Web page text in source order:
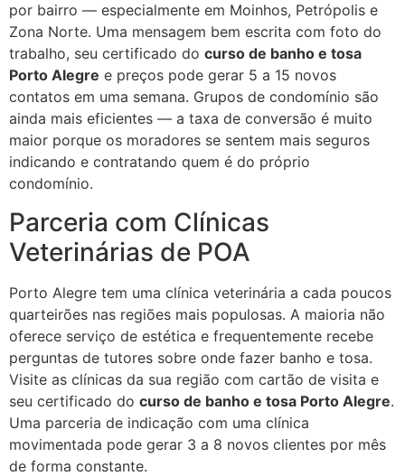
por bairro — especialmente em Moinhos, Petrópolis e
Zona Norte. Uma mensagem bem escrita com foto do
trabalho, seu certificado do curso de banho e tosa
Porto Alegre e preços pode gerar 5 a 15 novos
contatos em uma semana. Grupos de condomínio são
ainda mais eficientes — a taxa de conversão é muito
maior porque os moradores se sentem mais seguros
indicando e contratando quem é do próprio
condomínio.
Parceria com Clínicas
Veterinárias de POA
Porto Alegre tem uma clínica veterinária a cada poucos
quarteirões nas regiões mais populosas. A maioria não
oferece serviço de estética e frequentemente recebe
perguntas de tutores sobre onde fazer banho e tosa.
Visite as clínicas da sua região com cartão de visita e
seu certificado do curso de banho e tosa Porto Alegre.
Uma parceria de indicação com uma clínica
movimentada pode gerar 3 a 8 novos clientes por mês
de forma constante.